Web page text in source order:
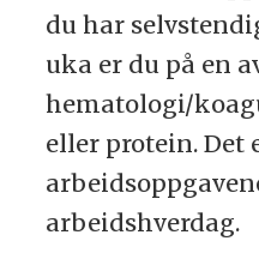
du har
uka er du på en
hematologi/
eller protein. Det
arbeidshverdag.